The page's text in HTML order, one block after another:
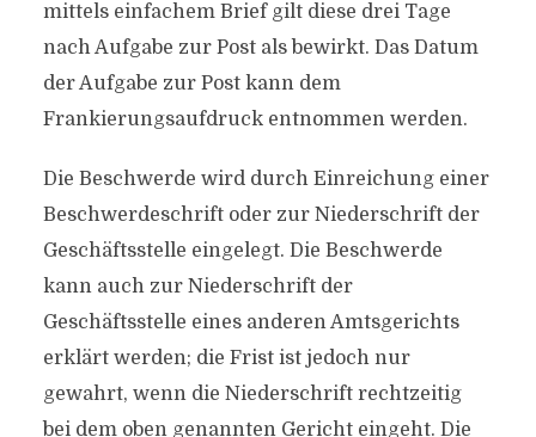
mittels einfachem Brief gilt diese drei Tage
nach Aufgabe zur Post als bewirkt. Das Datum
der Aufgabe zur Post kann dem
Frankierungsaufdruck entnommen werden.
Die Beschwerde wird durch Einreichung einer
Beschwerdeschrift oder zur Niederschrift der
Geschäftsstelle eingelegt. Die Beschwerde
kann auch zur Niederschrift der
Geschäftsstelle eines anderen Amtsgerichts
erklärt werden; die Frist ist jedoch nur
gewahrt, wenn die Niederschrift rechtzeitig
bei dem oben genannten Gericht eingeht. Die